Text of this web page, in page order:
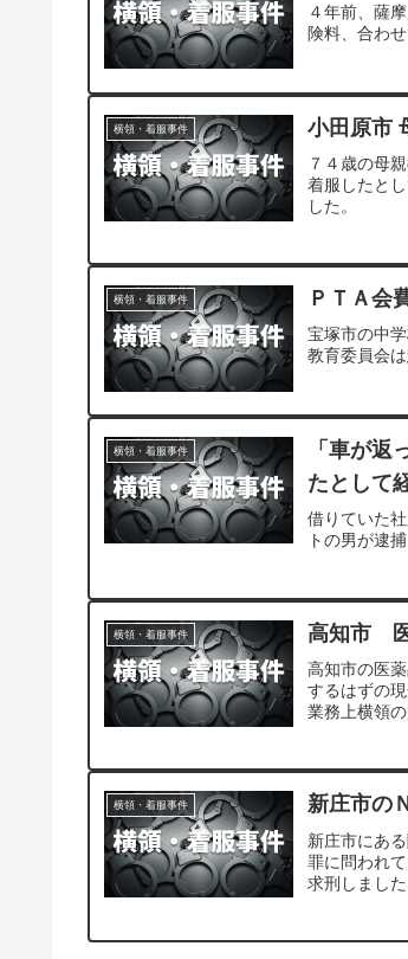
４年前、薩
険料、合わ
横領・着服事件 小田原市
７４歳の母
着服したと
した。
横領・着服事件 ＰＴＡ会
宝塚市の中
教育委員会
横領・着服事件
「車が
たとして
借りていた
トの男が逮
横領・着服事件 高知市 医
高知市の医
するはずの
業務上横領
横領・着服事件 新庄市の
新庄市にあ
罪に問われ
求刑しました